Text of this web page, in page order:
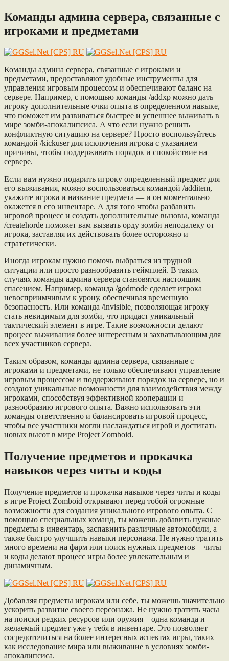
Команды админа сервера, связанные с
игроками и предметами
Команды админа сервера, связанные с игроками и
предметами, предоставляют удобные инструменты для
управления игровым процессом и обеспечивают баланс на
сервере. Например, с помощью команды /addxp можно дать
игроку дополнительные очки опыта в определенном навыке,
что поможет им развиваться быстрее и успешнее выживать в
мире зомби-апокалипсиса. А что если нужно решить
конфликтную ситуацию на сервере? Просто воспользуйтесь
командой /kickuser для исключения игрока с указанием
причины, чтобы поддерживать порядок и спокойствие на
сервере.
Если вам нужно подарить игроку определенный предмет для
его выживания, можно воспользоваться командой /additem,
укажите игрока и название предмета — и он моментально
окажется в его инвентаре. А для того чтобы разбавить
игровой процесс и создать дополнительные вызовы, команда
/createhorde поможет вам вызвать орду зомби неподалеку от
игрока, заставляя их действовать более осторожно и
стратегически.
Иногда игрокам нужно помочь выбраться из трудной
ситуации или просто разнообразить геймплей. В таких
случаях команды админа сервера становятся настоящим
спасением. Например, команда /godmode сделает игрока
невосприимчивым к урону, обеспечивая временную
безопасность. Или команда /invisible, позволяющая игроку
стать невидимым для зомби, что придаст уникальный
тактический элемент в игре. Такие возможности делают
процесс выживания более интересным и захватывающим для
всех участников сервера.
Таким образом, команды админа сервера, связанные с
игроками и предметами, не только обеспечивают управление
игровым процессом и поддерживают порядок на сервере, но и
создают уникальные возможности для взаимодействия между
игроками, способствуя эффективной кооперации и
разнообразию игрового опыта. Важно использовать эти
команды ответственно и балансировать игровой процесс,
чтобы все участники могли наслаждаться игрой и достигать
новых высот в мире Project Zomboid.
Получение предметов и прокачка
навыков через читы и коды
Получение предметов и прокачка навыков через читы и коды
в игре Project Zomboid открывают перед тобой огромные
возможности для создания уникального игрового опыта. С
помощью специальных команд, ты можешь добавить нужные
предметы в инвентарь, заспавнить различные автомобили, а
также быстро улучшить навыки персонажа. Не нужно тратить
много времени на фарм или поиск нужных предметов – читы
и коды делают процесс игры более увлекательным и
динамичным.
Добавляя предметы игрокам или себе, ты можешь значительно
ускорить развитие своего персонажа. Не нужно тратить часы
на поиски редких ресурсов или оружия – одна команда и
желаемый предмет уже у тебя в инвентаре. Это позволяет
сосредоточиться на более интересных аспектах игры, таких
как исследование мира или выживание в условиях зомби-
апокалипсиса.